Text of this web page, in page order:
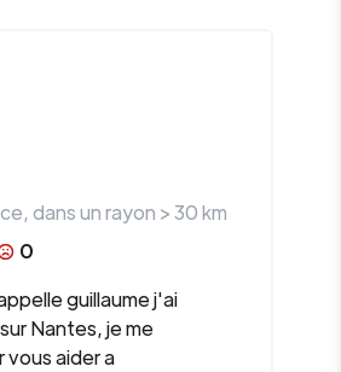
, dans un rayon >30km
0
guillaume j'ai
Nantes, je me
vous aider a